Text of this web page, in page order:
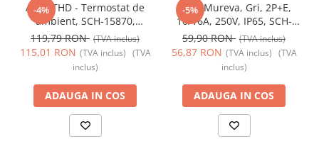
-4%
Acti9 THD - Termostat de
ambient, SCH-15870,
Schneider Electric -
Schneider
119,79 RON (TVA inclus)
115,01 RON (TVA inclus) (TVA
inclus)
ADAUGA IN COS
-5%
Priza Mureva, Gri, 2P+E,
10/16A, 250V, IP65, SCH-
81141, Schneider Electric -
Schneider
59,90 RON (TVA inclus)
56,87 RON (TVA inclus) (TVA
inclus)
ADAUGA IN COS